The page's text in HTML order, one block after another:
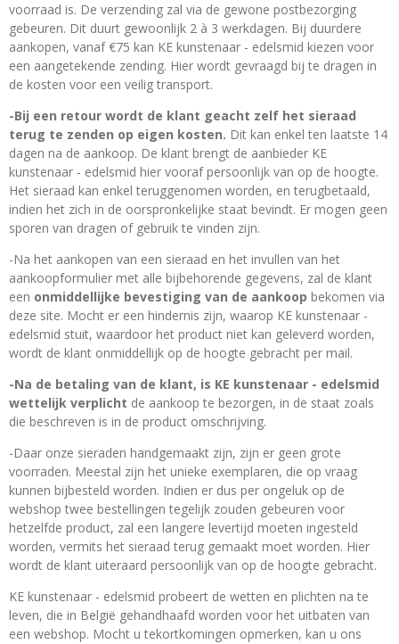
voorraad is. De verzending zal via de gewone postbezorging
gebeuren. Dit duurt gewoonlijk 2 à 3 werkdagen. Bij duurdere
aankopen, vanaf €75 kan KE kunstenaar - edelsmid kiezen voor
een aangetekende zending. Hier wordt gevraagd bij te dragen in
de kosten voor een veilig transport.
-Bij een retour wordt de klant geacht zelf het sieraad
terug te zenden op eigen kosten. Dit kan enkel ten laatste 14
dagen na de aankoop. De klant brengt de aanbieder KE
kunstenaar - edelsmid hier vooraf persoonlijk van op de hoogte.
Het sieraad kan enkel teruggenomen worden, en terugbetaald,
indien het zich in de oorspronkelijke staat bevindt. Er mogen geen
sporen van dragen of gebruik te vinden zijn.
-Na het aankopen van een sieraad en het invullen van het
aankoopformulier met alle bijbehorende gegevens, zal de klant
een onmiddellijke bevestiging van de aankoop bekomen via
deze site. Mocht er een hindernis zijn, waarop KE kunstenaar -
edelsmid stuit, waardoor het product niet kan geleverd worden,
wordt de klant onmiddellijk op de hoogte gebracht per mail.
-Na de betaling van de klant, is KE kunstenaar - edelsmid
wettelijk verplicht de aankoop te bezorgen, in de staat zoals
die beschreven is in de product omschrijving.
-Daar onze sieraden handgemaakt zijn, zijn er geen grote
voorraden. Meestal zijn het unieke exemplaren, die op vraag
kunnen bijbesteld worden. Indien er dus per ongeluk op de
webshop twee bestellingen tegelijk zouden gebeuren voor
hetzelfde product, zal een langere levertijd moeten ingesteld
worden, vermits het sieraad terug gemaakt moet worden. Hier
wordt de klant uiteraard persoonlijk van op de hoogte gebracht.
KE kunstenaar - edelsmid probeert de wetten en plichten na te
leven, die in België gehandhaafd worden voor het uitbaten van
een webshop. Mocht u tekortkomingen opmerken, kan u ons